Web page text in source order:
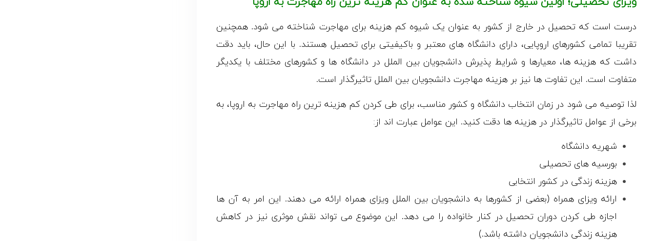
درست است که تحصیل در خارج از کشور به عنوان یک شیوه کم هزینه برای مهاجرت شناخته می شود. همچنین
تقریبا تمامی کشورهای اروپایی، دارای دانشگاه های معتبر و باکیفیتی برای تحصیل هستند. با این حال، باید دقت
داشت که هزینه ها، معیارها و شرایط پذیرش دانشجویان بین الملل در دانشگاه ها و کشورهای مختلف با یکدیگر
متفاوت است. این تفاوت ها نیز بر هزینه مهاجرت دانشجویان بین الملل تاثیرگذار است.
لذا توصیه می شود در زمان انتخاب دانشگاه و کشور مناسب، برای طی کردن کم هزینه ترین راه مهاجرت به اروپا، به
برخی از عوامل تاثیرگذار در هزینه ها دقت کنید. این عوامل عبارت اند از:
شهریه دانشگاه
بورسیه های تحصیلی
هزینه زندگی در کشور انتخابی
ارائه ویزای همراه (بعضی از کشورها به دانشجویان بین الملل ویزای همراه ارائه می دهند. این امر به آن ها
اجازه طی کردن دوران تحصیل در کنار خانواده را می دهد. این موضوع می تواند نقش موثری نیز در کاهش
هزینه زندگی دانشجویان داشته باشد.)